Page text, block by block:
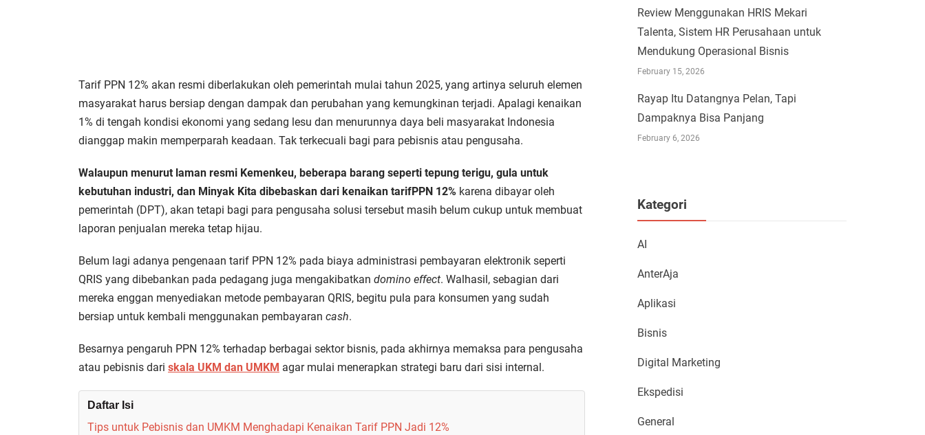
Tarif PPN 12% akan resmi diberlakukan oleh pemerintah mulai tahun 2025, yang artinya seluruh elemen
masyarakat harus bersiap dengan dampak dan perubahan yang kemungkinan terjadi. Apalagi kenaikan
1% di tengah kondisi ekonomi yang sedang lesu dan menurunnya daya beli masyarakat Indonesia
dianggap makin memperparah keadaan. Tak terkecuali bagi para pebisnis atau pengusaha.
Walaupun menurut laman resmi Kemenkeu, beberapa barang seperti tepung terigu, gula untuk
kebutuhan industri, dan Minyak Kita dibebaskan dari kenaikan tarifPPN 12% karena dibayar oleh
pemerintah (DPT), akan tetapi bagi para pengusaha solusi tersebut masih belum cukup untuk membuat
laporan penjualan mereka tetap hijau.
Belum lagi adanya pengenaan tarif PPN 12% pada biaya administrasi pembayaran elektronik seperti
QRIS yang dibebankan pada pedagang juga mengakibatkan domino effect. Walhasil, sebagian dari
mereka enggan menyediakan metode pembayaran QRIS, begitu pula para konsumen yang sudah
bersiap untuk kembali menggunakan pembayaran cash.
Besarnya pengaruh PPN 12% terhadap berbagai sektor bisnis, pada akhirnya memaksa para pengusaha
atau pebisnis dari skala UKM dan UMKM agar mulai menerapkan strategi baru dari sisi internal.
Daftar Isi
Tips untuk Pebisnis dan UMKM Menghadapi Kenaikan Tarif PPN Jadi 12%
Review Menggunakan HRIS Mekari
Talenta, Sistem HR Perusahaan untuk
Mendukung Operasional Bisnis
February 15, 2026
Rayap Itu Datangnya Pelan, Tapi
Dampaknya Bisa Panjang
February 6, 2026
Kategori
AI
AnterAja
Aplikasi
Bisnis
Digital Marketing
Ekspedisi
General